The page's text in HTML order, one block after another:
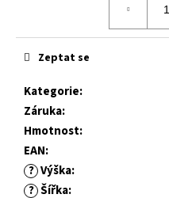
Kategorie:
Záruka:
Hmotnost:
EAN:
? Výška:
? Šířka:
Zeptat se
Původně:
490